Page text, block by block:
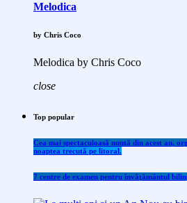
Melodica
by Chris Coco
Melodica by Chris Coco
close
Top popular
Cea mai spectaculoasă nuntă din acest an,
noaptea trecută pe litoral.
7 centre de examen pentru învăţământul